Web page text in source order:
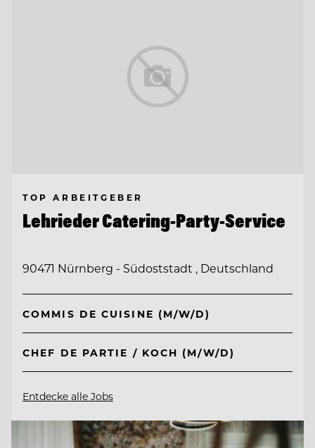
TOP ARBEITGEBER
Lehrieder Catering-Party-Service
90471 Nürnberg - Südoststadt , Deutschland
COMMIS DE CUISINE (M/W/D)
CHEF DE PARTIE / KOCH (M/W/D)
Entdecke alle Jobs